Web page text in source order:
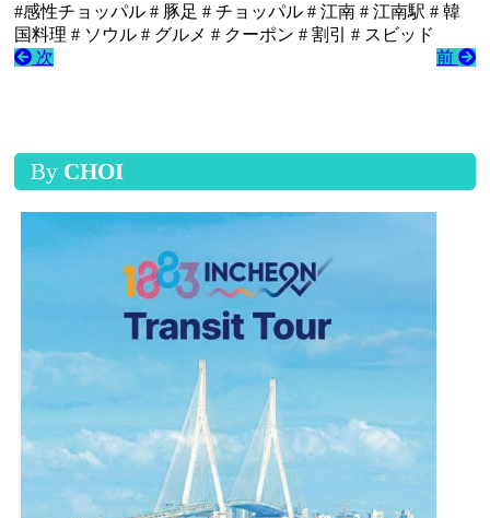
#感性チョッパル # 豚足 # チョッパル # 江南 # 江南駅 # 韓
国料理 # ソウル # グルメ # クーポン # 割引 # スビッド
次
前
By CHOI